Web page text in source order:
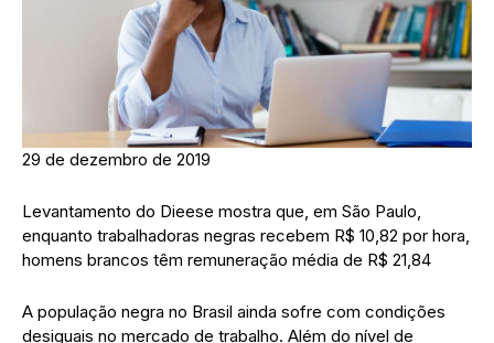
29 de dezembro de 2019
Levantamento do Dieese mostra que, em São Paulo,
enquanto trabalhadoras negras recebem R$ 10,82 por hora,
homens brancos têm remuneração média de R$ 21,84
A população negra no Brasil ainda sofre com condições
desiguais no mercado de trabalho. Além do nível de